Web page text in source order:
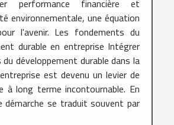
performance financière et
environnementale, une équation
l'avenir. Les fondements du
durable en entreprise Intégrer
du développement durable dans la
est devenu un levier de
à long terme incontournable. En
se traduit souvent par